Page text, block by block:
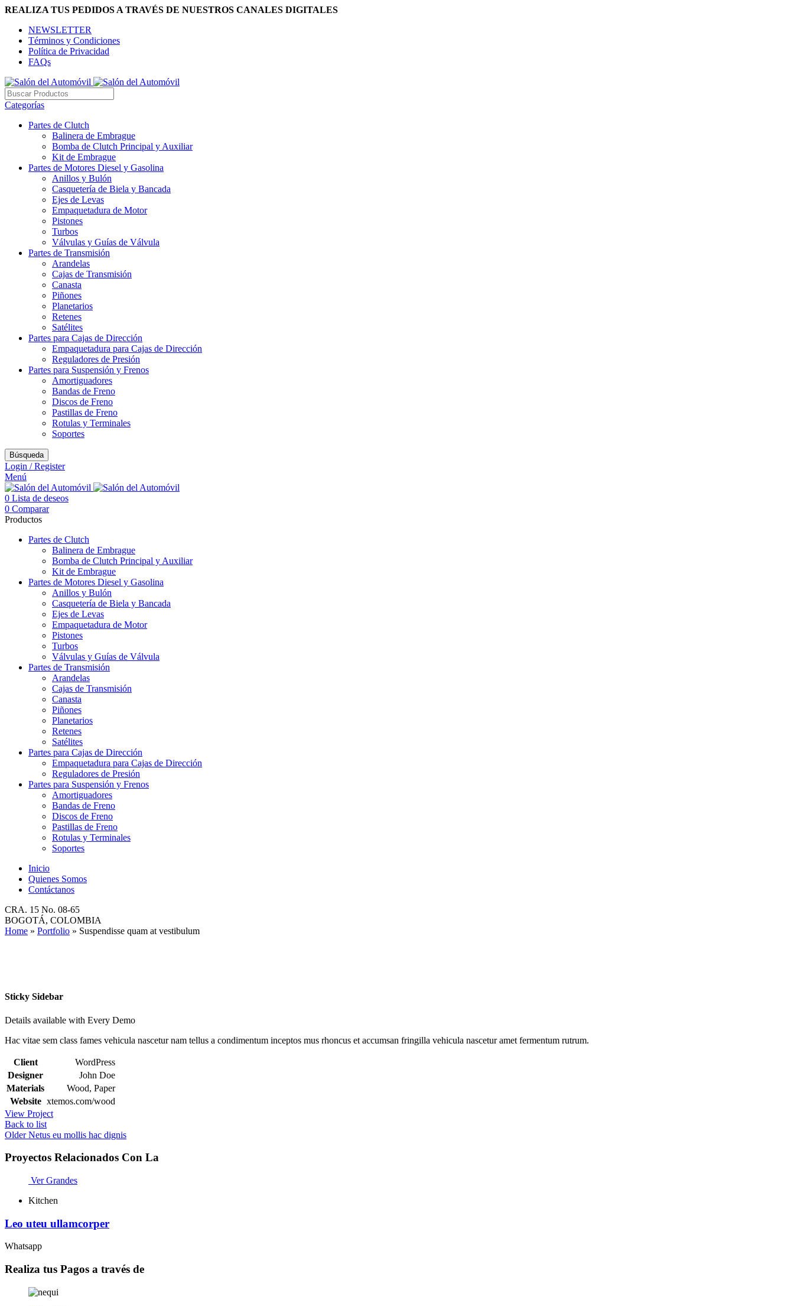
REALIZA TUS PEDIDOS A TRAVÉS DE NUESTROS CANALES DIGITALES
NEWSLETTER
Términos y Condiciones
Política de Privacidad
FAQs
Categorías
Partes de Clutch
Balinera de Embrague
Bomba de Clutch Principal y Auxiliar
Kit de Embrague
Partes de Motores Diesel y Gasolina
Anillos y Bulón
Casquetería de Biela y Bancada
Ejes de Levas
Empaquetadura de Motor
Pistones
Turbos
Válvulas y Guías de Válvula
Partes de Transmisión
Arandelas
Cajas de Transmisión
Canasta
Piñones
Planetarios
Retenes
Satélites
Partes para Cajas de Dirección
Empaquetadura para Cajas de Dirección
Reguladores de Presión
Partes para Suspensión y Frenos
Amortiguadores
Bandas de Freno
Discos de Freno
Pastillas de Freno
Rotulas y Terminales
Soportes
Búsqueda
Login / Register
Menú
0 Lista de deseos
0 Comparar
Productos
Partes de Clutch
Balinera de Embrague
Bomba de Clutch Principal y Auxiliar
Kit de Embrague
Partes de Motores Diesel y Gasolina
Anillos y Bulón
Casquetería de Biela y Bancada
Ejes de Levas
Empaquetadura de Motor
Pistones
Turbos
Válvulas y Guías de Válvula
Partes de Transmisión
Arandelas
Cajas de Transmisión
Canasta
Piñones
Planetarios
Retenes
Satélites
Partes para Cajas de Dirección
Empaquetadura para Cajas de Dirección
Reguladores de Presión
Partes para Suspensión y Frenos
Amortiguadores
Bandas de Freno
Discos de Freno
Pastillas de Freno
Rotulas y Terminales
Soportes
Inicio
Quienes Somos
Contáctanos
CRA. 15 No. 08-65
BOGOTÁ, COLOMBIA
Home » Portfolio » Suspendisse quam at vestibulum
Sticky Sidebar
Details available with Every Demo
Hac vitae sem class fames vehicula nascetur nam tellus a condimentum inceptos mus rhoncus et accumsan fringilla vehicula nascetur amet fermentum rutrum.
Client
WordPress
Designer
John Doe
Materials
Wood, Paper
Website xtemos.com/wood
View Project
Back to list
Older Netus eu mollis hac dignis
Proyectos Relacionados Con La
Ver Grandes
Kitchen
Leo uteu ullamcorper
Whatsapp
Realiza tus Pagos a través de